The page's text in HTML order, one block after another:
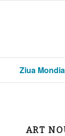
Ziua
ART